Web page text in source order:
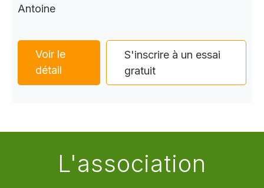
Antoine
Voir le
détail
S'inscrire à un essai
gratuit
L'association